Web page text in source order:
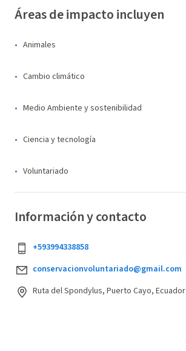
Áreas de impacto incluyen
Animales
Cambio climático
Medio Ambiente y sostenibilidad
Ciencia y tecnología
Voluntariado
Información y contacto
+593994338858
conservacionvoluntariado@gmail.com
Ruta del Spondylus, Puerto Cayo, Ecuador